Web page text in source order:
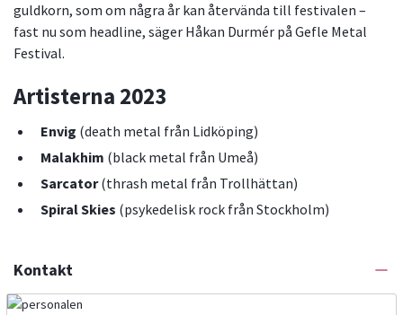
guldkorn, som om några år kan återvända till festivalen –
fast nu som headline, säger Håkan Durmér på Gefle Metal
Festival.
Artisterna 2023
Envig (death metal från Lidköping)
Malakhim (black metal från Umeå)
Sarcator(thrash metal från Trollhättan)
Spiral Skies (psykedelisk rock från Stockholm)
Kontakt